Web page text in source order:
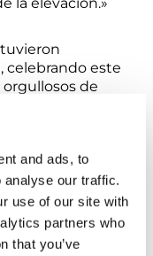
and ads, to
analyse our traffic.
use of our site with
partners who
that you’ve
la elevación.»
celebrando este
de
1», declaró
subraya la
creciente